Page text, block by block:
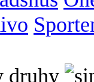
druhy